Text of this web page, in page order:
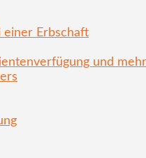
einer Erbschaft
und mehr